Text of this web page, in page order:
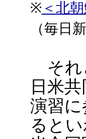
※ ＜北
（毎日
それ
日米
演習
ると